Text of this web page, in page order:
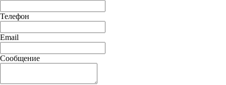
Телефон
Email
Сообщение